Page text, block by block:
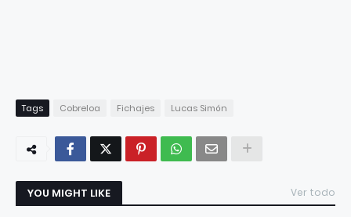
Tags Cobreloa Fichajes Lucas Simón
YOU MIGHT LIKE Ver todo